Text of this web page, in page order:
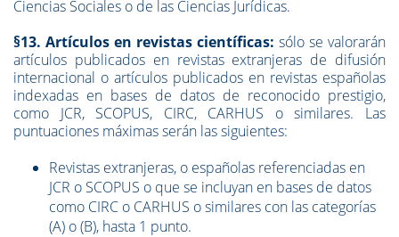
Ciencias Sociales o de las Ciencias Jurídicas.
§13. Artículos en revistas científicas: sólo se valorarán
artículos publicados en revistas extranjeras de difusión
internacional o artículos publicados en revistas españolas
indexadas en bases de datos de reconocido prestigio,
como JCR, SCOPUS, CIRC, CARHUS o similares. Las
puntuaciones máximas serán las siguientes:
Revistas extranjeras, o españolas referenciadas en
JCR o SCOPUS o que se incluyan en bases de datos
como CIRC o CARHUS o similares con las categorías
(A) o (B), hasta 1 punto.